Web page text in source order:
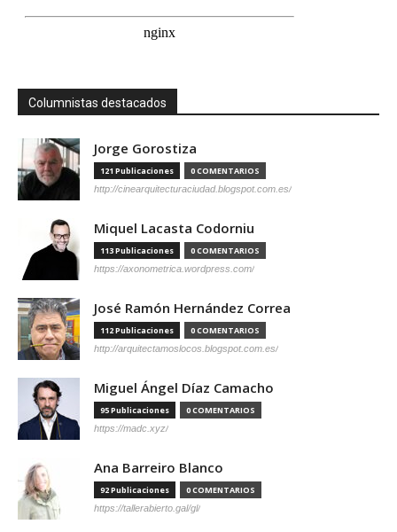
Columnistas destacados
Jorge Gorostiza
121 Publicaciones 0 COMENTARIOS
http://cinearquitecturaciudad.blogspot.com.es/
Miquel Lacasta Codorniu
113 Publicaciones 0 COMENTARIOS
https://axonometrica.wordpress.com/
José Ramón Hernández Correa
112 Publicaciones 0 COMENTARIOS
http://arquitectamoslocos.blogspot.com.es/
Miguel Ángel Díaz Camacho
95 Publicaciones 0 COMENTARIOS
https://madc.xyz/
Ana Barreiro Blanco
92 Publicaciones 0 COMENTARIOS
https://tallerabierto.gal/gl/